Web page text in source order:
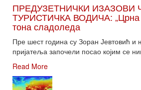
ПРЕДУЗЕТНИЧКИ ИЗАЗОВИ
ТУРИСТИЧКА ВОДИЧА: „Црна
тона сладоледа
Пре шест година су Зоран Јевтовић и
пријатеља започели посао којим се
Read More